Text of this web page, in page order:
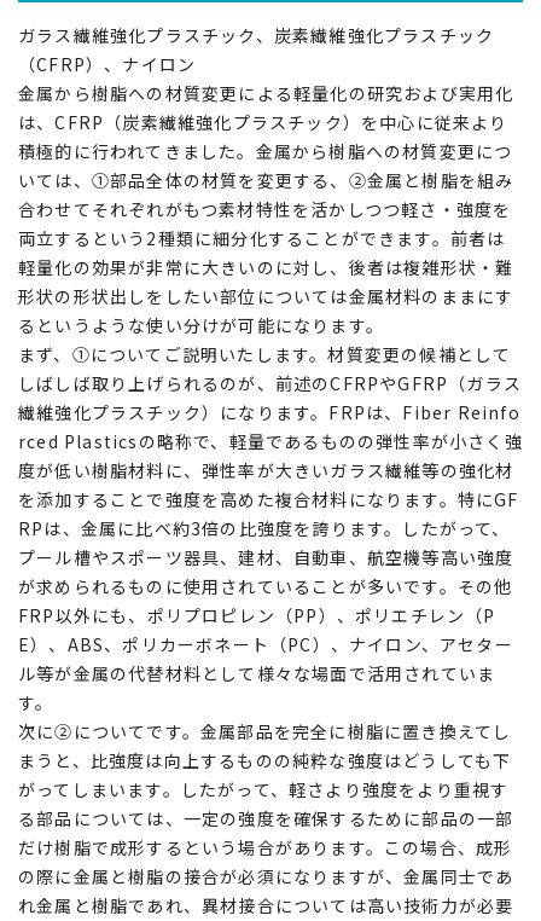
ガラス繊維強化プラスチック、炭素繊維強化プラスチック
（CFRP）、ナイロン
金属から樹脂への材質変更による軽量化の研究および実用化
は、CFRP（炭素繊維強化プラスチック）を中心に従来より
積極的に行われてきました。金属から樹脂への材質変更につ
いては、①部品全体の材質を変更する、②金属と樹脂を組み
合わせてそれぞれがもつ素材特性を活かしつつ軽さ・強度を
両立するという2種類に細分化することができます。前者は
軽量化の効果が非常に大きいのに対し、後者は複雑形状・難
形状の形状出しをしたい部位については金属材料のままにす
るというような使い分けが可能になります。
まず、①についてご説明いたします。材質変更の候補として
しばしば取り上げられるのが、前述のCFRPやGFRP（ガラス
繊維強化プラスチック）になります。FRPは、Fiber Reinfo
rced Plasticsの略称で、軽量であるものの弾性率が小さく強
度が低い樹脂材料に、弾性率が大きいガラス繊維等の強化材
を添加することで強度を高めた複合材料になります。特にGF
RPは、金属に比べ約3倍の比強度を誇ります。したがって、
プール槽やスポーツ器具、建材、自動車、航空機等高い強度
が求められるものに使用されていることが多いです。その他
FRP以外にも、ポリプロピレン（PP）、ポリエチレン（P
E）、ABS、ポリカーボネート（PC）、ナイロン、アセター
ル等が金属の代替材料として様々な場面で活用されていま
す。
次に②についてです。金属部品を完全に樹脂に置き換えてし
まうと、比強度は向上するものの純粋な強度はどうしても下
がってしまいます。したがって、軽さより強度をより重視す
る部品については、一定の強度を確保するために部品の一部
だけ樹脂で成形するという場合があります。この場合、成形
の際に金属と樹脂の接合が必須になりますが、金属同士であ
れ金属と樹脂であれ、異材接合については高い技術力が必要